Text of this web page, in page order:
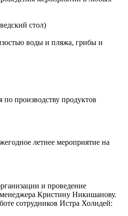
стол)
производству продуктов
летнее мероприятие на
Кристину Никишанову.
сотрудников Истра Холидей: